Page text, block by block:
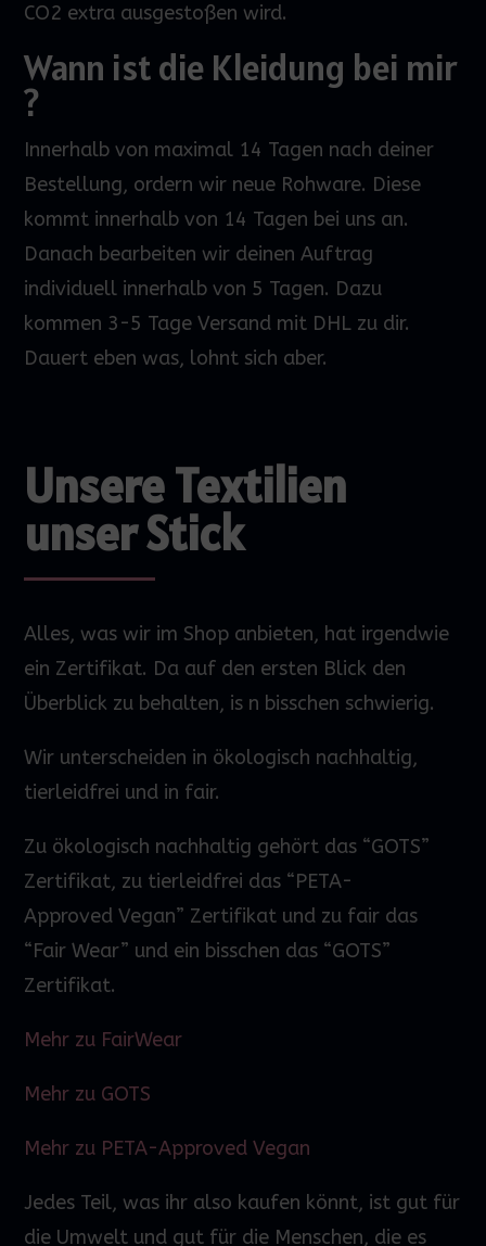
CO2 extra ausgestoßen wird.
Wann ist die Kleidung bei mir
?
Innerhalb von maximal 14 Tagen nach deiner
Bestellung, ordern wir neue Rohware. Diese
kommt innerhalb von 14 Tagen bei uns an.
Danach bearbeiten wir deinen Auftrag
individuell innerhalb von 5 Tagen. Dazu
kommen 3-5 Tage Versand mit DHL zu dir.
Dauert eben was, lohnt sich aber.
Unsere Textilien
unser Stick
Alles, was wir im Shop anbieten, hat irgendwie
ein Zertifikat. Da auf den ersten Blick den
Überblick zu behalten, is n bisschen schwierig.
Wir unterscheiden in ökologisch nachhaltig,
tierleidfrei und in fair.
Zu ökologisch nachhaltig gehört das “GOTS”
Zertifikat, zu tierleidfrei das “PETA-
Approved Vegan” Zertifikat und zu fair das
“FairWear” und ein bisschen das “GOTS”
Zertifikat.
Mehr zu FairWear
Mehr zu GOTS
Mehr zu PETA-Approved Vegan
Jedes Teil, was ihr also kaufen könnt, ist gut für
die Umwelt und gut für die Menschen, die es